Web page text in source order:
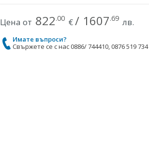
Цена от 822.00 €/ 1607.69 лв.
Имате въпроси?
Свържете се с нас 0886/ 744410, 0876 519 734